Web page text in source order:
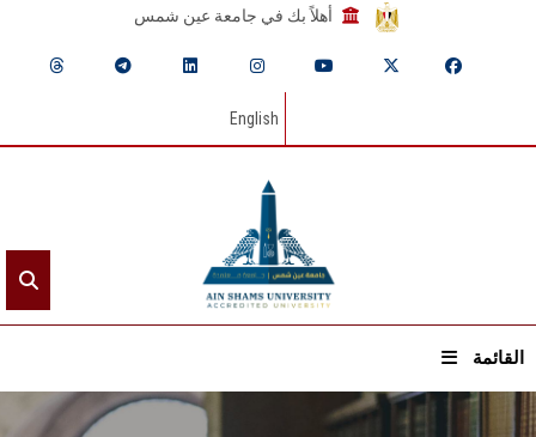
أهلاً بك في جامعة عين شمس
English
القائمة
الرئيسيـة